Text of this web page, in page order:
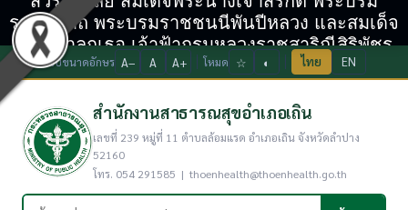
ราชินีนาถ พระบรมราชชนนีพันปีหลวง และสมเด็จ
พระเจ้าลูกเธอ เจ้าฟ้ากรมหลวงราชสาริณีสิริพัชร
มหาวัชรราชธิดา
ปรับขนาดอักษร A− A A+ โหมด ☆ ◐ ไทย EN
สำนักงานสาธารณสุขอำเภอเถิน
เลขที่ 239 หมู่ที่ 11 ตำบลล้อมแรด อำเภอเถิน จังหวัดลำปาง
52160
โทร. 054 291585 | thoenhealth@thoenhealth.go.th
ค้นหาในเว็บไซต์